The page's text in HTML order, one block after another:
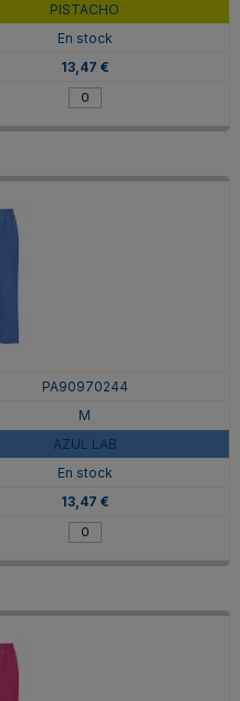
PISTACHO
En stock
13,47 €
PA90970244
M
AZUL LAB
En stock
13,47 €